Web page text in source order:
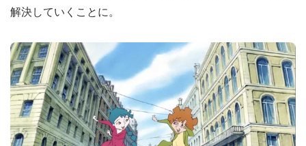
解決していくことに。